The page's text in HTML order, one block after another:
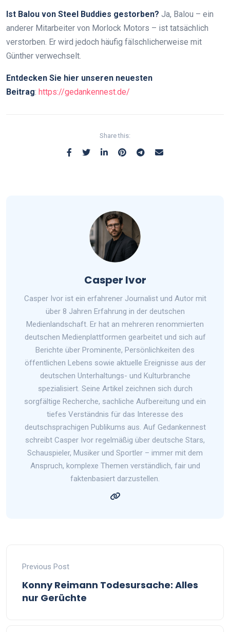
Ist Balou von Steel Buddies gestorben? Ja, Balou – ein
anderer Mitarbeiter von Morlock Motors – ist tatsächlich
verstorben. Er wird jedoch häufig fälschlicherweise mit
Günther verwechselt.
Entdecken Sie hier unseren neuesten
Beitrag: https://gedankennest.de/
Share this:
Casper Ivor
Casper Ivor ist ein erfahrener Journalist und Autor mit
über 8 Jahren Erfahrung in der deutschen
Medienlandschaft. Er hat an mehreren renommierten
deutschen Medienplattformen gearbeitet und sich auf
Berichte über Prominente, Persönlichkeiten des
öffentlichen Lebens sowie aktuelle Ereignisse aus der
deutschen Unterhaltungs- und Kulturbranche
spezialisiert. Seine Artikel zeichnen sich durch
sorgfältige Recherche, sachliche Aufbereitung und ein
tiefes Verständnis für das Interesse des
deutschsprachigen Publikums aus. Auf Gedankennest
schreibt Casper Ivor regelmäßig über deutsche Stars,
Schauspieler, Musiker und Sportler – immer mit dem
Anspruch, komplexe Themen verständlich, fair und
faktenbasiert darzustellen.
Previous Post
Konny Reimann Todesursache: Alles
nur Gerüchte